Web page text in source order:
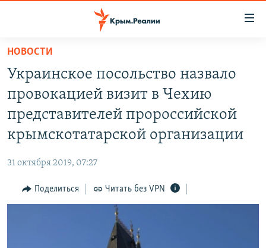
Вернуться
основному
содержанию
Вернутся
главной
Вернутся
поиску
СПЕЦПРОЕКТЫ
КАРТА ВОЕННЫХ ОБЪЕКТОВ КРЫМА
ВОДА
ИНТЕРАКТИВ
ИНФОГРАФИКА
ТЕЛЕПРОЕКТ КРЫМ.РЕАЛИИ
СОВЕТЫ ПРАВОЗАЩИТНИКОВ
РАДІО СВОБОДА
КАК ОБОЙТИ БЛОКИРОВКУ
НОВОСТИ
Украинское посольство назвало
провокацией визит в Чехию
представителей пророссийской
крымскотатарской организации
31 октября 2019, 07:27
Поделиться Читать без VPN